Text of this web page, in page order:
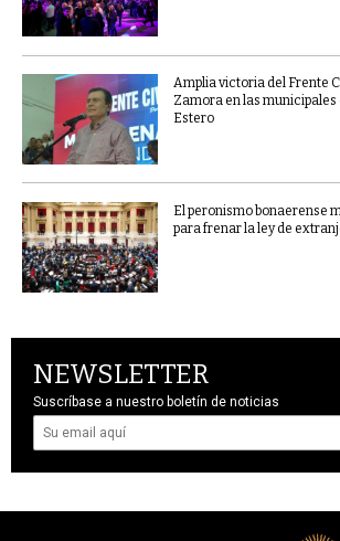
Amplia victoria del Frente
Zamora en las municipales
Estero
El peronismo bonaerense
para frenar la ley de
NEWSLETTER
Suscríbase a nuestro boletín de noticias